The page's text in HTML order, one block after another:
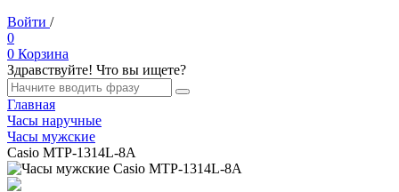
Войти /
0
0 Корзина
Здравствуйте! Что вы ищете?
Главная
Часы наручные
Часы мужские
Casio MTP-1314L-8A